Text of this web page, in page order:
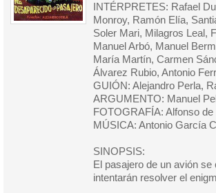
INTÉRPRETES: Rafael
Monroy, Ramón Elía,
Soler Mari, Milagros Leal,
Manuel Arbó, Manuel
María Martín, Carmen
Álvarez Rubio, Antonio
GUIÓN: Alejandro Perla,
ARGUMENTO: Manuel
FOTOGRAFÍA: Alfonso de
MÚSICA: Antonio García
SINOPSIS:
El pasajero de un avión
intentarán resolver el